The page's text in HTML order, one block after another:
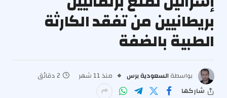
بريطانيين من تفقد الكارثة
الطبية بالضفة
بواسطة السعودية برس منذ 11 شهر
2 دقائق
شاركها